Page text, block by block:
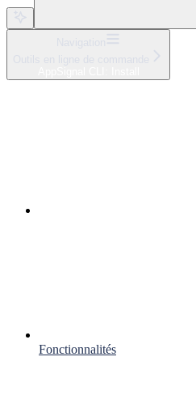
Fonctionnalités